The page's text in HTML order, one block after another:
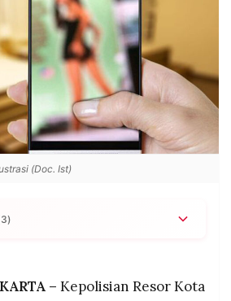
(Doc. Ist)
yang ditukar dengan gift virtual
– Kepolisian Resor Kota